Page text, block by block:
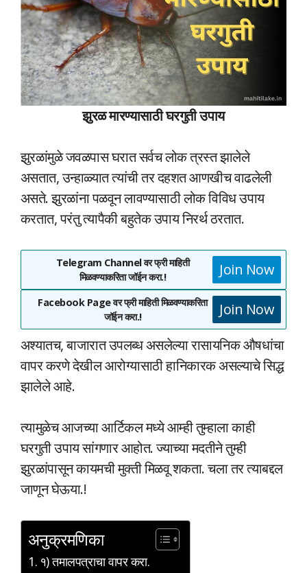
झुरळ मारण्यासाठी घरगुती उपाय
झुरळांमुळे जवळपास घरात सर्वच लोक त्रस्त झालेले
असतात, उन्हाळ्यात त्यांची तर दहशत आणखीच वाढलेली
असते. झुरळांना पळवून लावण्यासाठी लोक विविध उपाय
करतात, परंतु त्यापैकी बहुतेक उपाय निरर्थ ठरतात.
Telegram Channel वर फ्री माहिती
मिळवण्याकरिता जॉईन करा.!
Join Now
Facebook Page वर फ्री माहिती मिळवण्याकरिता
जॉईन करा.!
Join Now
अश्यातच, बाजारात उपलब्ध असलेल्या रासायनिक औषधांचा
वापर करणे देखील आरोग्यासाठी हानिकारक असल्याचे सिद्ध
झालेले आहे.
त्यामुळेच आजच्या आर्टिकल मध्ये आम्ही तुम्हाला काही
घरगुती उपाय सांगणार आहोत. ज्याच्या मदतीने तुम्ही
झुरळांपासून कायमची मुक्ती मिळवू शकता. चला तर त्याबद्दल
जाणून घेऊया.!
अनुक्रमणिका
१) तमालपत्राचा वापर करा.